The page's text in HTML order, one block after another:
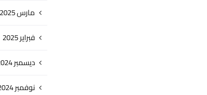
مارس 2025
فبراير 2025
ديسمبر 2024
نوفمبر 2024